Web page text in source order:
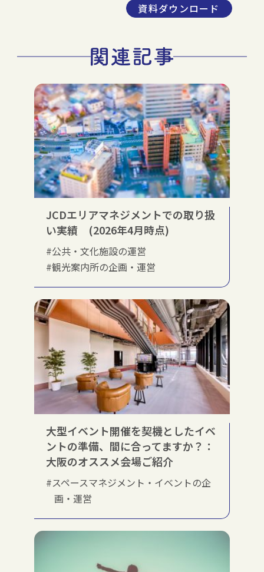
資料ダウンロード
JCDエリアマネジメントでの取り扱
い実績 (2026年4月時点)
#公共・文化施設の運営
#観光案内所の企画・運営
大型イベント開催を契機としたイベ
ントの準備、間に合ってますか？：
大阪のオススメ会場ご紹介
#スペースマネジメント・イベントの企
画・運営